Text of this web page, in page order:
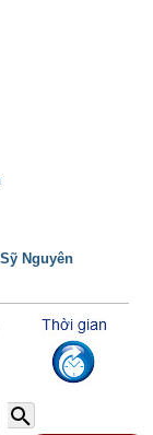
Nguyên